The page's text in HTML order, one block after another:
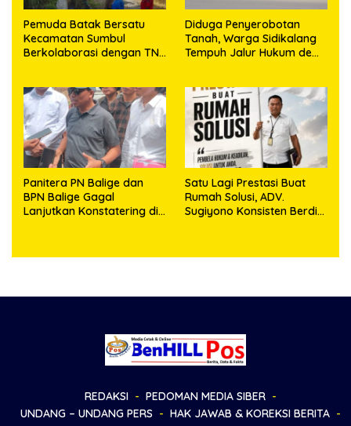
Pemuda Batak Bersatu
Kecamatan Sumbul
Berkolaborasi dengan TNI
023/KS dan HUT Ke-81
Kemerdekaan RI
Diduga Penyerobotan
Tanah, Warga Sidikalang
Tempuh Jalur Hukum demi
Panitera PN Balige dan
BPN Balige Gagal
Lanjutkan Konstatering di
Satu Lagi Prestasi Buat
Rumah Solusi, ADV.
Sugiyono Konsisten Berdiri
REDAKSI
PEDOMAN MEDIA SIBER
UNDANG – UNDANG PERS
HAK JAWAB & KOREKSI BERITA